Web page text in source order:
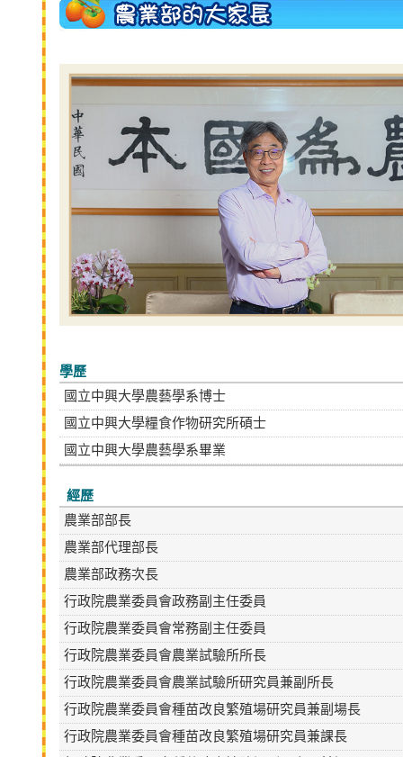
學歷
國立中興大學農藝學系博士
國立中興大學糧食作物研究所碩士
國立中興大學農藝學系畢業
經歷
農業部部長
農業部代理部長
農業部政務次長
行政院農業委員會政務副主任委員
行政院農業委員會常務副主任委員
行政院農業委員會農業試驗所所長
行政院農業委員會農業試驗所研究員兼副所長
行政院農業委員會種苗改良繁殖場研究員兼副場長
行政院農業委員會種苗改良繁殖場研究員兼課長